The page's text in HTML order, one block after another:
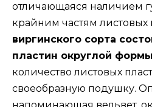
отличающаяся наличием
крайним частям листовых
виргинского сорта
пластин округлой формы
количество листовых
своеобразную подушку.